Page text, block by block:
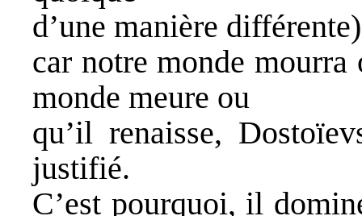
d’une manière
car notre monde
monde meure ou
qu’il renaisse,
justifié.
C’est pourquoi, il